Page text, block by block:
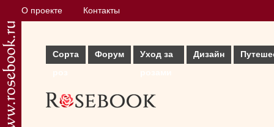
О проекте Контакты
Сорта
Форум
Уход за
Дизайн